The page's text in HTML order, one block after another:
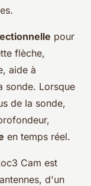
pour
flèche,
aide à
sonde. Lorsque
de la sonde,
en temps réel.
Cam est
d'un